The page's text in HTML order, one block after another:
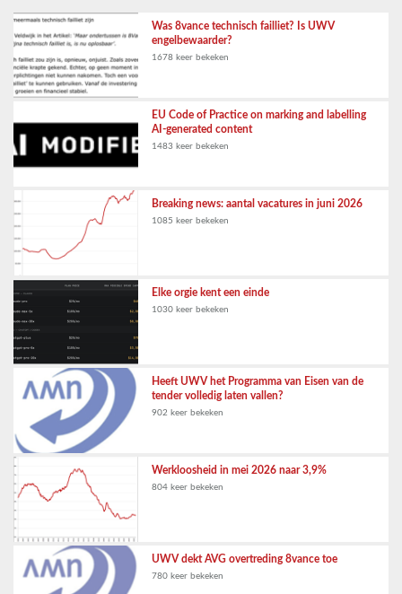
Was 8vance technisch failliet? Is UWV
engelbewaarder?
1678 keer bekeken
EU Code of Practice on marking and labelling
AI-generated content
1483 keer bekeken
Breaking news: aantal vacatures in juni 2026
1085 keer bekeken
Elke orgie kent een einde
1030 keer bekeken
Heeft UWV het Programma van Eisen van de
tender volledig laten vallen?
902 keer bekeken
Werkloosheid in mei 2026 naar 3,9%
804 keer bekeken
UWV dekt AVG overtreding 8vance toe
780 keer bekeken